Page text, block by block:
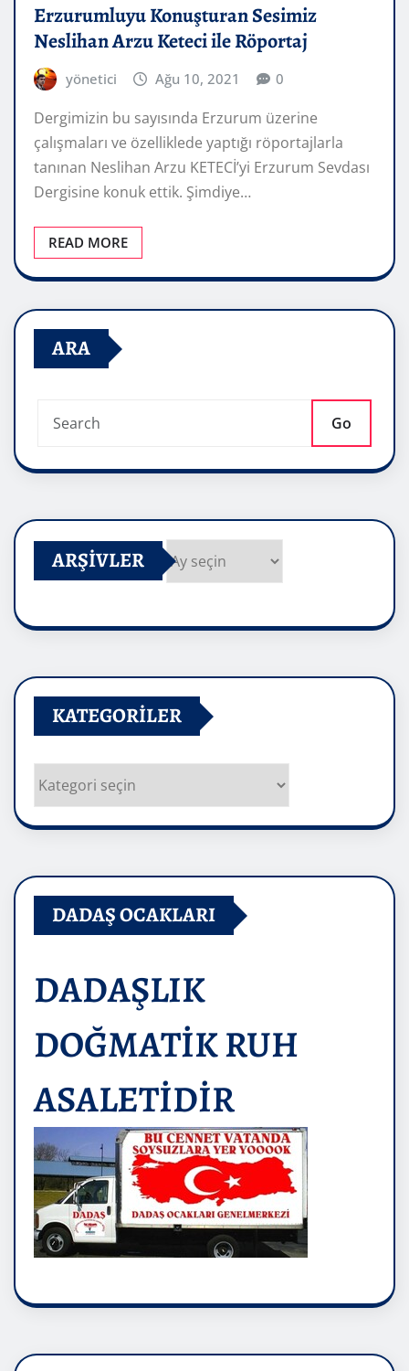
Erzurumluyu Konuşturan Sesimiz
Neslihan Arzu Keteci ile Röportaj
yönetici Ağu 10, 2021 0
Dergimizin bu sayısında Erzurum üzerine
çalışmaları ve özelliklede yaptığı röportajlarla
tanınan Neslihan Arzu KETECİ’yi Erzurum Sevdası
Dergisine konuk ettik. Şimdiye…
READ MORE
ARA
Go
ARŞIVLER
KATEGORILER
Kategoriler
DADAŞ OCAKLARI
DADAŞLIK
DOĞMATİK RUH
ASALETİDİR